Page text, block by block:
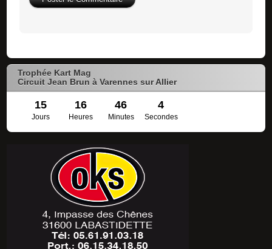
Trophée Kart Mag
Circuit Jean Brun à Varennes sur Allier
15 16 46 3
Jours Heures Minutes Secondes